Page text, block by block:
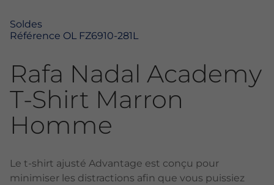
Soldes
Référence OL FZ6910-281L
Rafa Nadal Academy
T-Shirt Marron
Homme
Le t-shirt ajusté Advantage est conçu pour
minimiser les distractions afin que vous puissiez